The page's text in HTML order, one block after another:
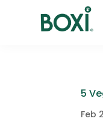
5
Feb